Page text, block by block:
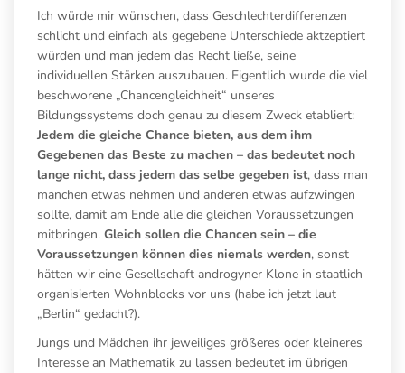
Ich würde mir wünschen, dass Geschlechterdifferenzen
schlicht und einfach als gegebene Unterschiede aktzeptiert
würden und man jedem das Recht ließe, seine
individuellen Stärken auszubauen. Eigentlich wurde die viel
beschworene „Chancengleichheit“ unseres
Bildungssystems doch genau zu diesem Zweck etabliert:
Jedem die gleiche Chance bieten, aus dem ihm
Gegebenen das Beste zu machen – das bedeutet noch
lange nicht, dass jedem das selbe gegeben ist, dass man
manchen etwas nehmen und anderen etwas aufzwingen
sollte, damit am Ende alle die gleichen Voraussetzungen
mitbringen. Gleich sollen die Chancen sein – die
Voraussetzungen können dies niemals werden, sonst
hätten wir eine Gesellschaft androgyner Klone in staatlich
organisierten Wohnblocks vor uns (habe ich jetzt laut
„Berlin“ gedacht?).
Jungs und Mädchen ihr jeweiliges größeres oder kleineres
Interesse an Mathematik zu lassen bedeutet im übrigen